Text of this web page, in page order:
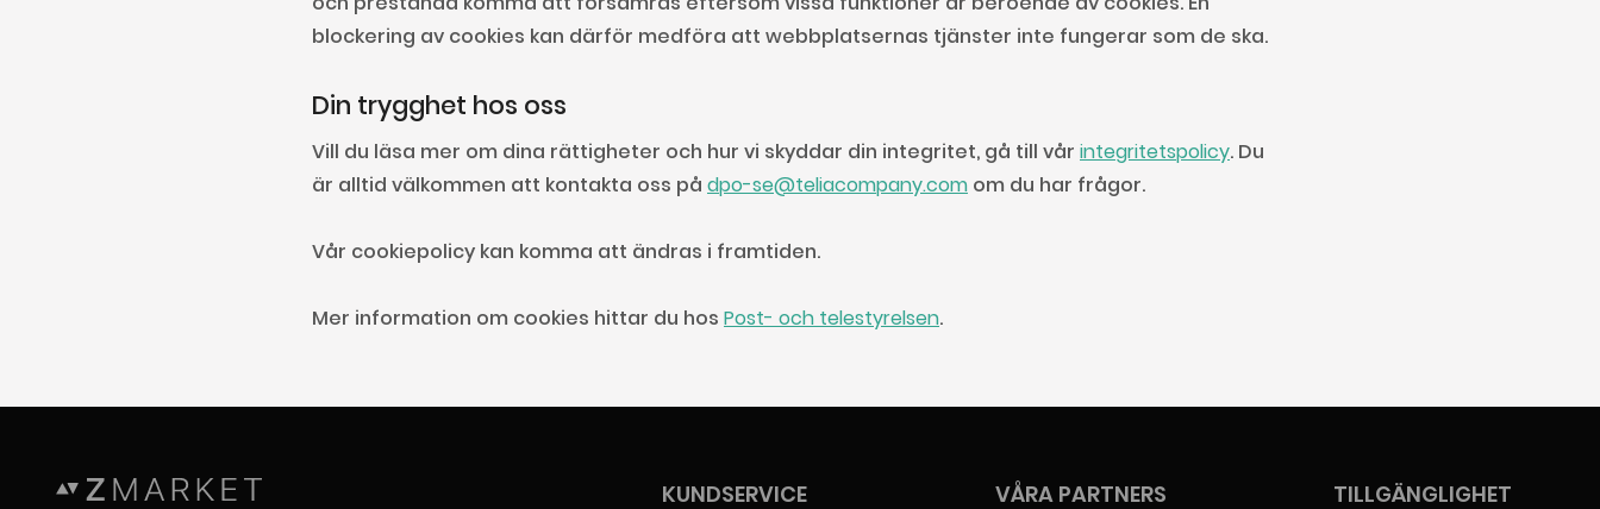
blockering av cookies kan därför medföra att webbplatsernas tjänster inte fungerar som de ska.
Din trygghet hos oss
Vill du läsa mer om dina rättigheter och hur vi skyddar din integritet, gå till vår integritetspolicy. Du
är alltid välkommen att kontakta oss på dpo-se@teliacompany.com om du har frågor.
Vår cookiepolicy kan komma att ändras i framtiden.
Mer information om cookies hittar du hos Post- och telestyrelsen.
KUNDSERVICE VÅRA PARTNERS TILLGÄNGLIGHET